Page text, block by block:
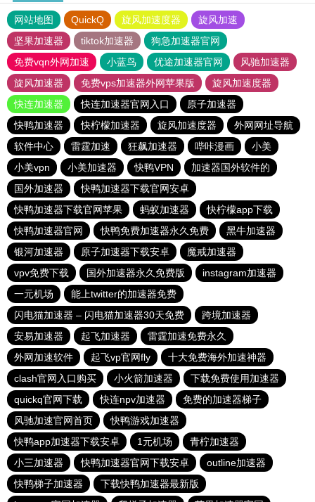
网站地图 QuickQ 旋风加速度器
旋风加速
坚果加速器
tiktok加速器
狗急加速器官网
免费vqn外网加速
小蓝鸟 优途加速器官网
风驰加速器
旋风加速器
免费vps加速器外网苹果版
旋风加速度器
快连加速器
快连加速器官网入口
原子加速器
快鸭加速器
快柠檬加速器 旋风加速度器
外网网址导航
软件中心
雷霆加速 狂飙加速器 哔咔漫画
小美
小美vpn
小美加速器 快鸭VPN
加速器国外软件的
国外加速器
快鸭加速器下载官网安卓
快鸭加速器下载官网苹果
蚂蚁加速器
快柠檬app下载
快鸭加速器官网
快鸭免费加速器永久免费
黑牛加速器
银河加速器
原子加速器下载安卓
魔戒加速器
vpv免费下载
国外加速器永久免费版
instagram加速器
一元机场
能上twitter的加速器免费
闪电猫加速器 – 闪电猫加速器30天免费
跨境加速器
安易加速器
起飞加速器
雷霆加速免费永久
外网加速软件
起飞vp官网fly
十大免费海外加速神器
clash官网入口购买
小火箭加速器
下载免费使用加速器
quickq官网下载
快连npv加速器
免费的加速器梯子
风驰加速官网首页
快鸭游戏加速器
快鸭app加速器下载安卓
1元机场
青柠加速器
小三加速器
快鸭加速器官网下载安卓
outline加速器
快鸭梯子加速器
下载快鸭加速器最新版